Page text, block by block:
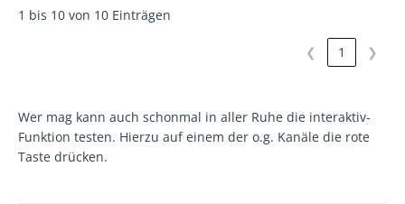
1 bis 10 von 10 Einträgen
❮ 1 ❯
Wer mag kann auch schonmal in aller Ruhe die interaktiv-
Funktion testen. Hierzu auf einem der o.g. Kanäle die rote
Taste drücken.